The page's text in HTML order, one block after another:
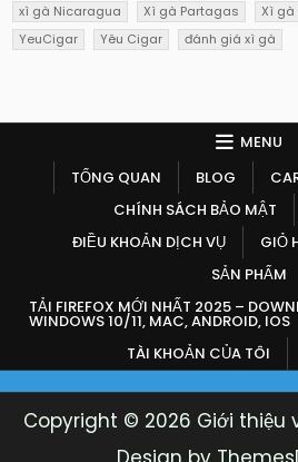
xì gà Nicaragua
Xì gà Partagas
Xì gà
YeuCigar
Yêu Cigar đánh giá xì gà
MENU
TỔNG QUAN
BLOG
CHÍNH SÁCH BẢO MẬT
ĐIỀU KHOẢN DỊCH VỤ
GIỎ
SẢN PHẨM
TẢI FIREFOX MỚI NHẤT 2025 –
WINDOWS 10/11, MAC, ANDROID, IOS
TÀI KHOẢN CỦA TÔI
Copyright © 2026 Giới thiệu